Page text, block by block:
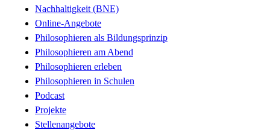
Nachhaltigkeit (BNE)
Online-Angebote
Philosophieren als Bildungsprinzip
Philosophieren am Abend
Philosophieren erleben
Philosophieren in Schulen
Podcast
Projekte
Stellenangebote